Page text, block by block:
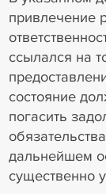
привлечение
ссылался на
состояние
погасить
дальнейшем
существенно